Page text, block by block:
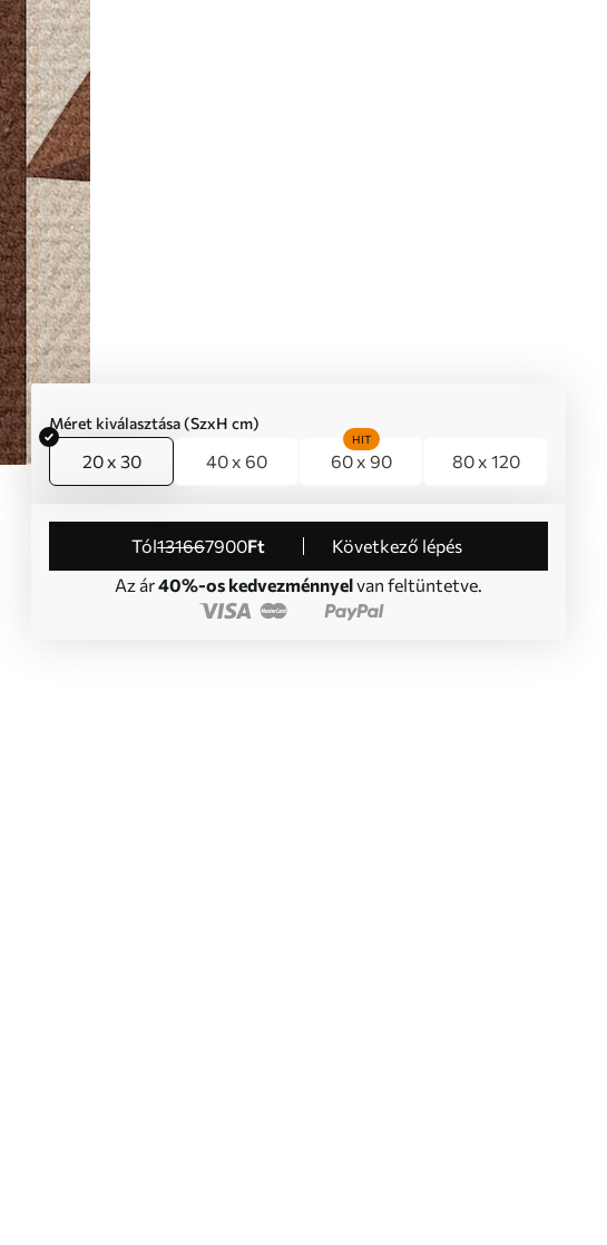
Méret kiválasztása (SzxH cm)
20 x 30 40 x 60 60 x 90
HIT
80 x 120
Tól131667900Ft
Következő lépés
Az ár40%-os kedvezménnyelvan feltüntetve.